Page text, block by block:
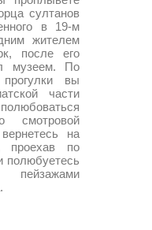
султанов
в 19-м
жителем
после его
музеем. По
вы
части
смотровой
на
проехав по
полюбуетесь